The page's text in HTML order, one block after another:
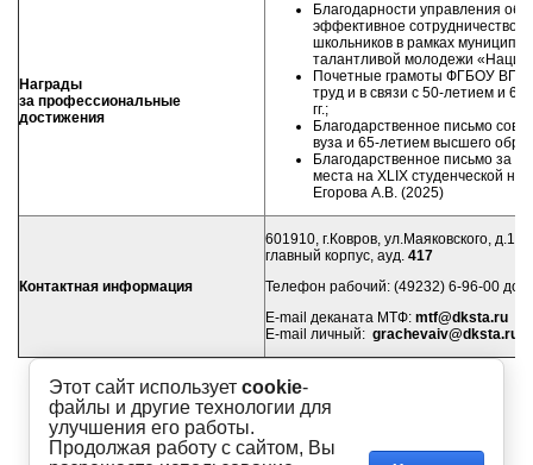
Награды
за профессиональные
достижения
Благодарности управления
эффективное сотрудничество
школьников в рамках
талантливой молодежи
Почетные грамоты ФГБОУ ВПО
труд и в связи с 50-летием и
гг.;
Благодарственное письмо
вуза и 65-летием высшего
Благодарственное письмо за
места на XLIX студенческой
Егорова А.В. (2025)
Контактная информация
601910, г.Ковров, ул.Маяковского, д.19,
главный корпус, ауд. 417
Телефон рабочий: (49232) 6-96-00
E-mail деканата МТФ: mtf@dksta.ru
E-mail личный: grachevaiv@dksta.ru
Этот сайт использует cookie-
файлы и другие технологии для
улучшения его работы.
Продолжая работу с сайтом, Вы